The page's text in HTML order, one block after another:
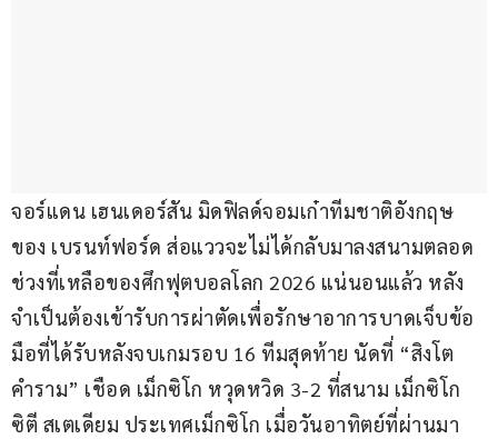
จอร์แดน เฮนเดอร์สัน มิดฟิลด์จอมเก๋าทีมชาติอังกฤษ
ของ เบรนท์ฟอร์ด ส่อแววจะไม่ได้กลับมาลงสนามตลอด
ช่วงที่เหลือของศึกฟุตบอลโลก 2026 แน่นอนแล้ว หลัง
จำเป็นต้องเข้ารับการผ่าตัดเพื่อรักษาอาการบาดเจ็บข้อ
มือที่ได้รับหลังจบเกมรอบ 16 ทีมสุดท้าย นัดที่ “สิงโต
คำราม” เชือด เม็กซิโก หวุดหวิด 3-2 ที่สนาม เม็กซิโก
ซิตี สเตเดียม ประเทศเม็กซิโก เมื่อวันอาทิตย์ที่ผ่านมา